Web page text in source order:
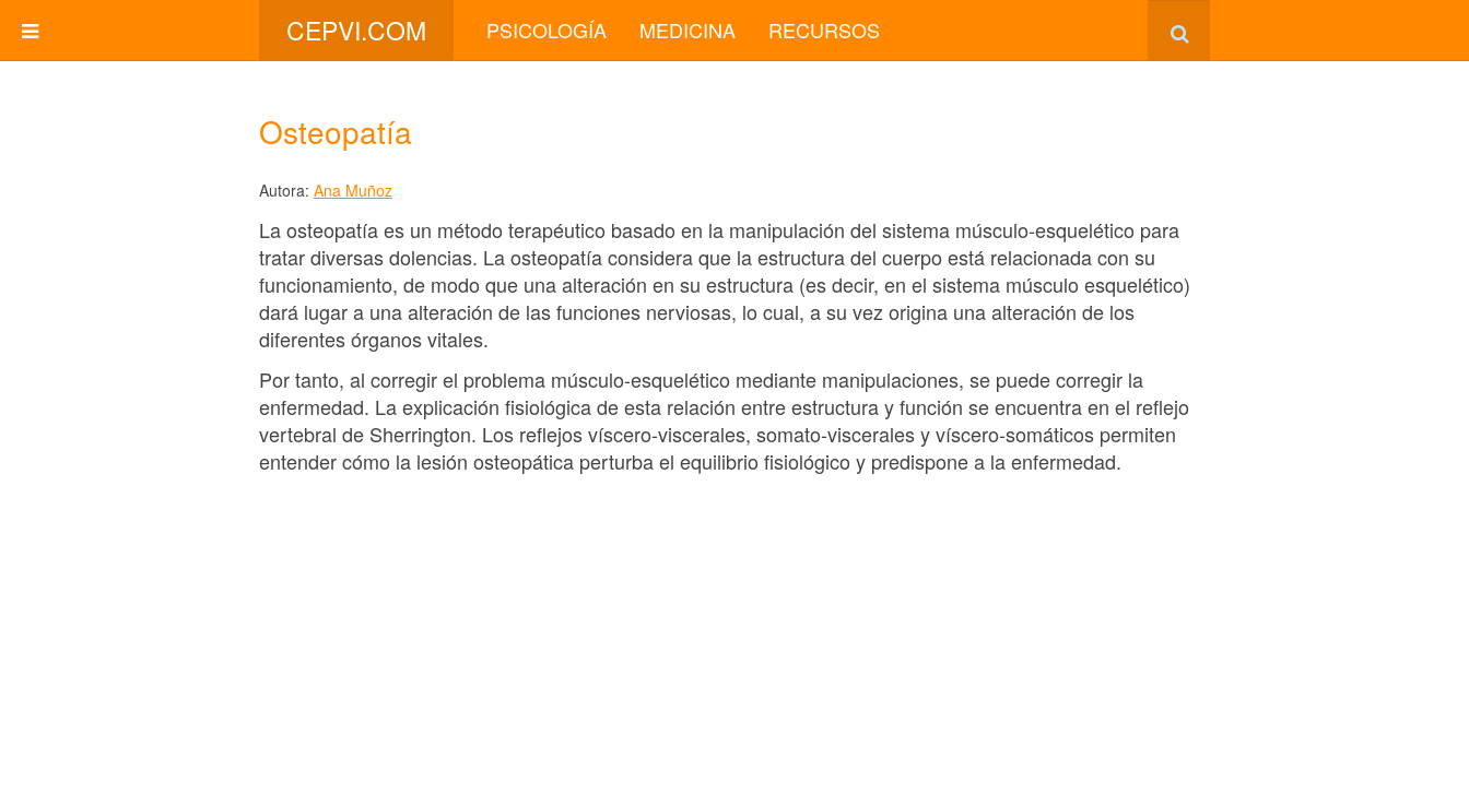
CEPVI.COM PSICOLOGÍA MEDICINA RECURSOS
Osteopatía
Autora: Ana Muñoz
La osteopatía es un método terapéutico basado en la manipulación del sistema músculo-esquelético para
tratar diversas dolencias. La osteopatía considera que la estructura del cuerpo está relacionada con su
funcionamiento, de modo que una alteración en su estructura (es decir, en el sistema músculo esquelético)
dará lugar a una alteración de las funciones nerviosas, lo cual, a su vez origina una alteración de los
diferentes órganos vitales.
Por tanto, al corregir el problema músculo-esquelético mediante manipulaciones, se puede corregir la
enfermedad. La explicación fisiológica de esta relación entre estructura y función se encuentra en el reflejo
vertebral de Sherrington. Los reflejos víscero-viscerales, somato-viscerales y víscero-somáticos permiten
entender cómo la lesión osteopática perturba el equilibrio fisiológico y predispone a la enfermedad.